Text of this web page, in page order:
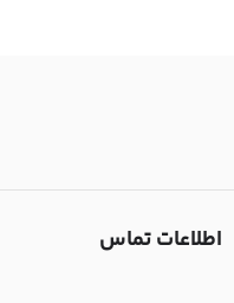
اطلاعات تماس